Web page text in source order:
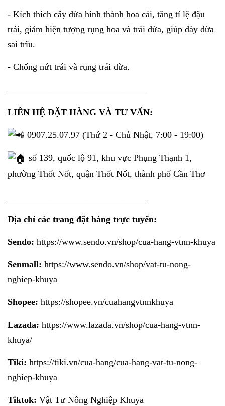
- Kích thích cây dừa hình thành hoa cái, tăng tỉ lệ đậu
trái, giảm hiện tượng rụng hoa và trái dừa, giúp dày dừa
sai trĩu.
- Chống nứt trái và rụng trái dừa.
LIÊN HỆ ĐẶT HÀNG VÀ TƯ VẤN:
0907.25.07.97 (Thứ 2 - Chủ Nhật, 7:00 - 19:00)
số 139, quốc lộ 91, khu vực Phụng Thạnh 1,
phường Thốt Nốt, quận Thốt Nốt, thành phố Cần Thơ
Địa chỉ các trang đặt hàng trực tuyến:
Sendo: https://www.sendo.vn/shop/cua-hang-vtnn-khuya
Senmall: https://www.sendo.vn/shop/vat-tu-nong-
nghiep-khuya
Shopee: https://shopee.vn/cuahangvtnnkhuya
Lazada: https://www.lazada.vn/shop/cua-hang-vtnn-
khuya/
Tiki: https://tiki.vn/cua-hang/cua-hang-vat-tu-nong-
nghiep-khuya
Tiktok: Vật Tư Nông Nghiệp Khuya